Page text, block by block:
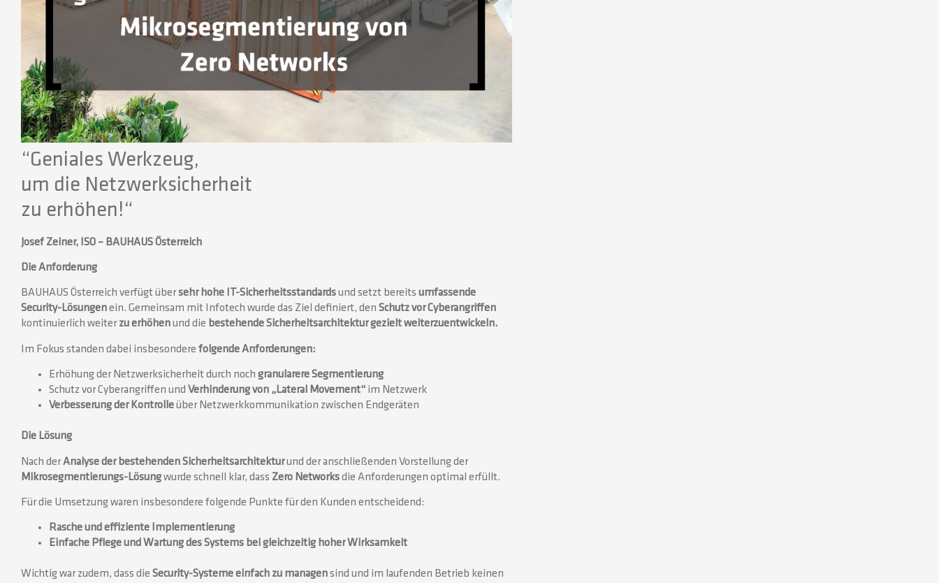
“Geniales Werkzeug,
um die Netzwerksicherheit
zu erhöhen!“
Josef Zeiner, ISO – BAUHAUS Österreich
Die Anforderung
BAUHAUS Österreich verfügt übersehr hohe IT-Sicherheitsstandardsund setzt bereits umfassende
Security-Lösungenein. Gemeinsam mit Infotech wurde das Ziel definiert, den Schutz vor Cyberangriffen
kontinuierlich weiterzu erhöhenund die bestehendeSicherheitsarchitektur gezielt weiterzuentwickeln.
Im Fokus standen dabei insbesondere folgende Anforderungen:
Erhöhung der Netzwerksicherheit durch noch granularere Segmentierung
Schutz vor Cyberangriffen und Verhinderung von „Lateral Movement“ im Netzwerk
Verbesserung der Kontrolleüber Netzwerkkommunikation zwischen Endgeräten
Die Lösung
Nach derAnalyse der bestehenden Sicherheitsarchitekturund der anschließenden Vorstellung der
Mikrosegmentierungs-Lösungwurde schnell klar, dass Zero Networksdie Anforderungen optimal erfüllt.
Für die Umsetzung waren insbesondere folgende Punkte für den Kunden entscheidend:
Rasche und effiziente Implementierung
Einfache Pflege und Wartung des Systems bei gleichzeitig hoher Wirksamkeit
Wichtig war zudem, dass die Security-Systeme einfach zu managensind und im laufenden Betrieb keinen